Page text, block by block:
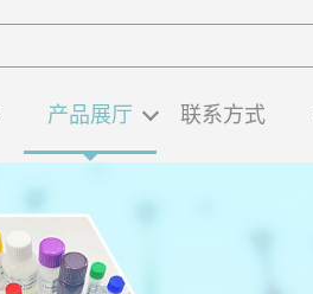
产品展厅 联系方式